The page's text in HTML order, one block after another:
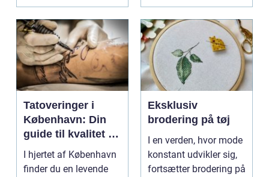
Tatoveringer i
København: Din
guide til kvalitet og
kreativitet
I hjertet af København
finder du en levende
Eksklusiv
brodering på tøj
I en verden, hvor mode
konstant udvikler sig,
fortsætter brodering på